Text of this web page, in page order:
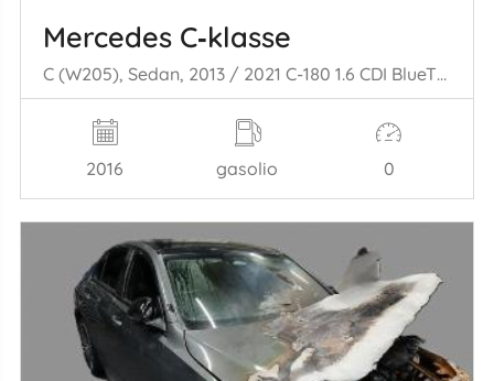
Mercedes C‑klasse
C (W205), Sedan, 2013 / 2021 C-180 1.6 CDI BlueTEC, C-180 d 16V
2016 gasolio 0